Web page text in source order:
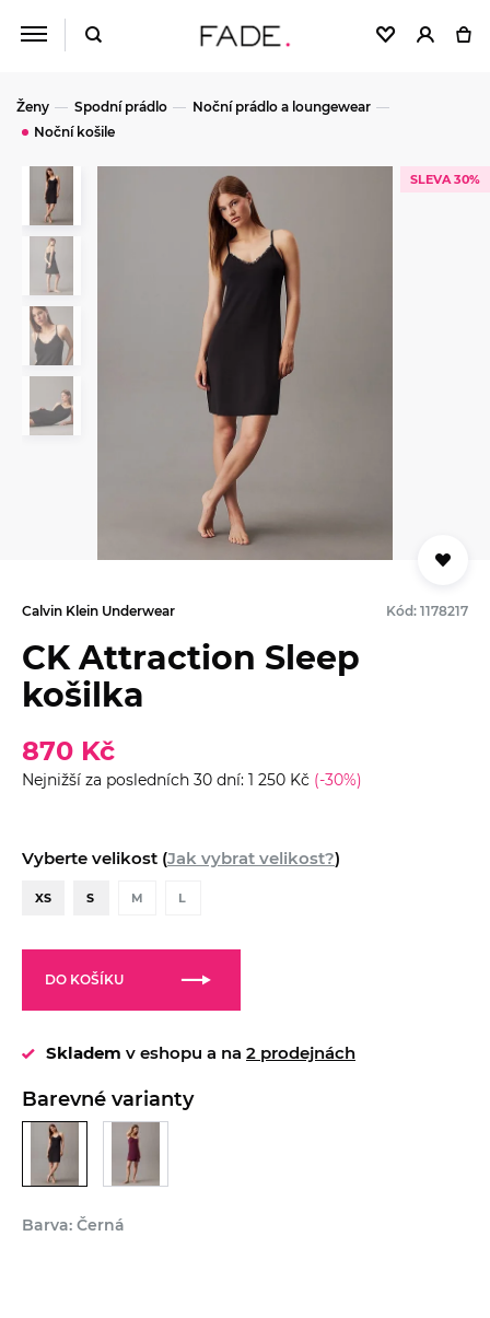
Ženy Spodní prádlo
Noční prádlo a loungewear
Noční košile
SLEVA 30%
Calvin Klein Underwear Kód: 1178217
CK Attraction Sleep
košilka
870 Kč
Nejnižší za posledních 30 dní: 1 250 Kč (-30%)
Vyberte velikost (Jak vybrat velikost?)
XS S M L
DO KOŠÍKU
Skladem v eshopu a na 2 prodejnách
Barevné varianty
Barva: Černá